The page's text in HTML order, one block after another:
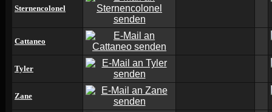
Sternencolonel
Cattaneo
Tyler
Zane